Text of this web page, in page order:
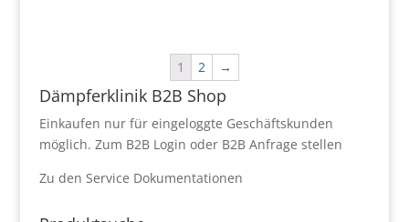
1 2 →
Dämpferklinik B2B Shop
Einkaufen nur für eingeloggte Geschäftskunden
möglich. Zum B2B Login oder B2B Anfrage stellen
Zu den Service Dokumentationen